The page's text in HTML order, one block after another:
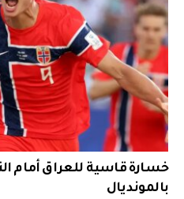
خسارة قاسية للعراق أمام
بالمونديال